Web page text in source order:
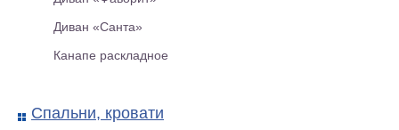
Диван-кровать для детской
Диван «Санта»
Канапе раскладное
Спальни, кровати